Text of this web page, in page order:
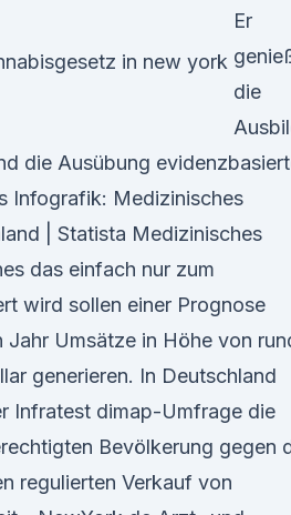
Er
die
die Ausübung
Infografik: Medizinisches
| Statista Medizinisches
das einfach nur zum
wird sollen einer Prognose
Jahr Umsätze in Höhe von
generieren. In Deutschland
Infratest dimap-Umfrage die
Bevölkerung gegen
regulierten Verkauf von